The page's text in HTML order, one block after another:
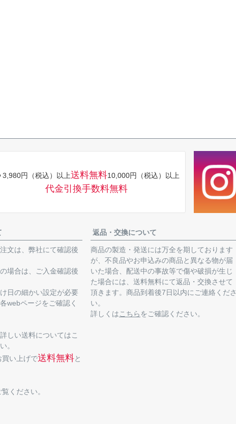
3,980円（税込）以上送料無料10,000円（税込）以上
代金引換手数料無料
文は、弊社にて確認後
場合は、ご入金確認後
日の細かい設定が必要
webページをご確認く
しい送料についてはこ
。
い上げで送料無料と
覧ください。
返品・交換について
商品の製造・発送には万全を期しております
が、不良品やお申込みの商品と異なる物が届
いた場合、配送中の事故等で傷や破損が生じ
た場合には、送料無料にて返品・交換させて
頂きます。商品到着後7日以内にご連絡くださ
い。
詳しくは こちら をご確認ください。